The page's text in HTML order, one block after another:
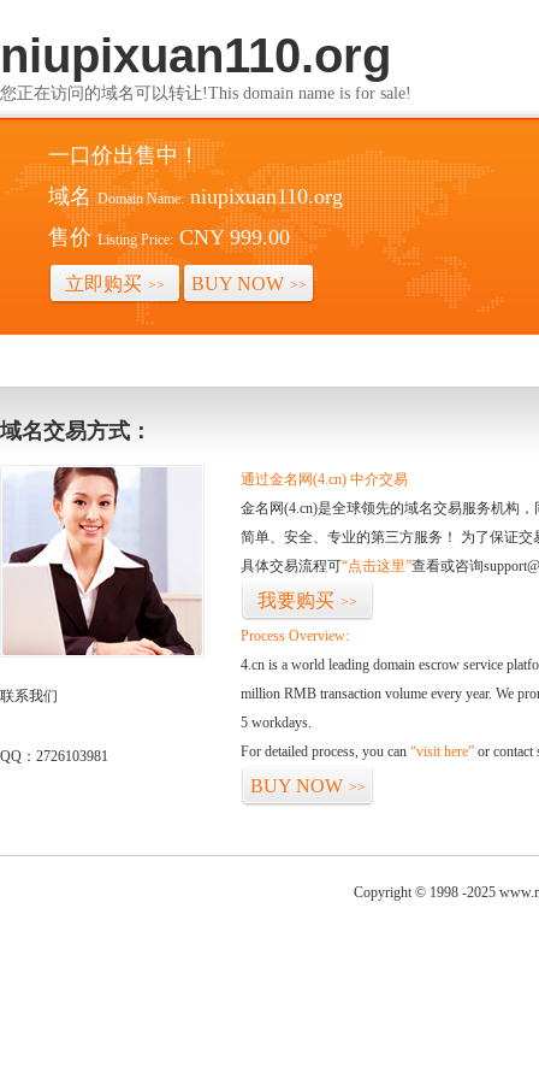
niupixuan110.org
您正在访问的域名可以转让!This domain name is for sale!
一口价出售中！
域名 Domain Name: niupixuan110.org
售价 Listing Price: CNY 999.00
立即购买 >> BUY NOW >>
域名交易方式：
联系我们
QQ：2726103981
通过金名网(4.cn) 中介交易
金名网(4.cn)是全球领先的域名交易服务机构
简单、安全、专业的第三方服务！ 为了保证
具体交易流程可“点击这里”查看或咨询
我要购买 >>
Process Overview:
4.cn is a world leading domain escrow service
million RMB transaction volume every year. We
5 workdays.
For detailed process, you can “visit here” or contact
BUY NOW >>
Copyright © 1998 -2025